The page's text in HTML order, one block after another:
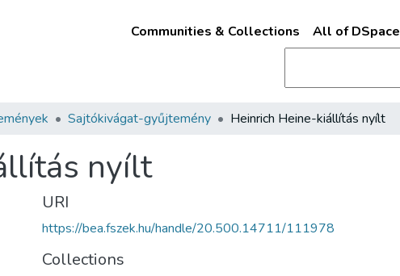
Communities & Collections All of DSpace
Sajtókivágat-gyűjtemény Heinrich Heine-kiállítás nyílt
nyílt
URI
https://bea.fszek.hu/handle/20.500.14711/111978
Collections